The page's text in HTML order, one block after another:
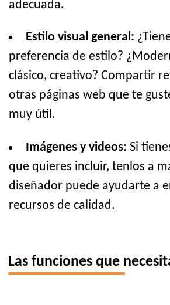
adecuada.
Estilo visual general:
preferencia de estilo?
clásico, creativo? Compartir
otras páginas web que te
muy útil.
Imágenes y videos: Si
que quieres incluir, tenlos a
diseñador puede ayudarte a
recursos de calidad.
Las funciones que